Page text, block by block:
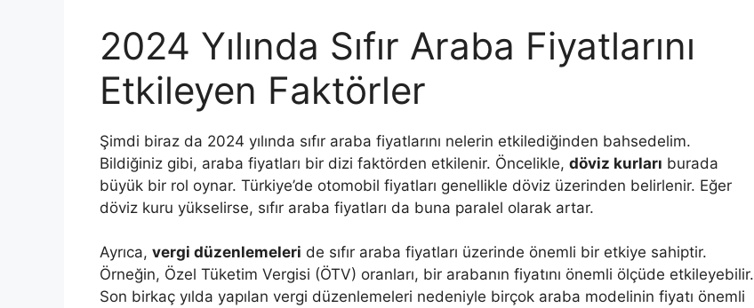
2024 Yılında Sıfır Araba Fiyatlarını
Etkileyen Faktörler
Şimdi biraz da 2024 yılında sıfır araba fiyatlarını nelerin etkilediğinden bahsedelim.
Bildiğiniz gibi, araba fiyatları bir dizi faktörden etkilenir. Öncelikle, döviz kurları burada
büyük bir rol oynar. Türkiye’de otomobil fiyatları genellikle döviz üzerinden belirlenir. Eğer
döviz kuru yükselirse, sıfır araba fiyatları da buna paralel olarak artar.
Ayrıca, vergi düzenlemeleri de sıfır araba fiyatları üzerinde önemli bir etkiye sahiptir.
Örneğin, Özel Tüketim Vergisi (ÖTV) oranları, bir arabanın fiyatını önemli ölçüde etkileyebilir.
Son birkaç yılda yapılan vergi düzenlemeleri nedeniyle birçok araba modelinin fiyatı önemli